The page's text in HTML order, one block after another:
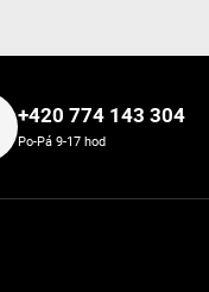
+420 774 143 304
Po-Pá 9-17 hod